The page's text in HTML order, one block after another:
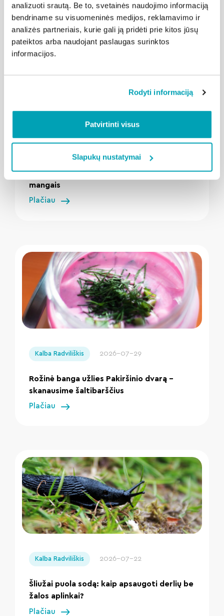
analizuoti srautą. Be to, svetainės naudojimo informaciją
bendriname su visuomeninės medijos, reklamavimo ir
analizės partneriais, kurie gali ją pridėti prie kitos jūsų
pateiktos arba naudojant paslaugas surinktos
informacijos.
Rodyti informaciją
Patvirtinti visus
Slapukų nustatymai
Susijusios naujienos
" loading="lazy"/>
2026-08-03
Netikėtas vasaros skonis: spagečiai su
mangais
Plačiau
Kalba Radviliškis 2026-07-29
Rožinė banga užlies Pakiršinio dvarą –
skanausime šaltibarščius
Plačiau
Kalba Radviliškis 2026-07-22
Šliužai puola sodą: kaip apsaugoti derlių be
žalos aplinkai?
Plačiau